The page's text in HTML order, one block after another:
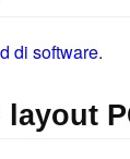
di software.
layout